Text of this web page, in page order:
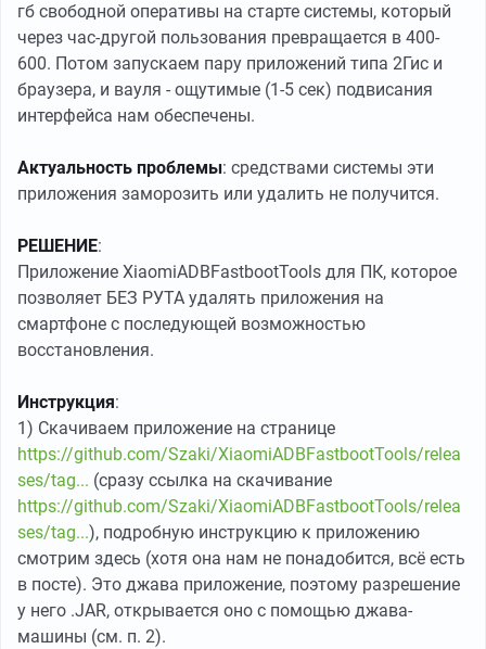
гб свободной оперативы на старте системы, который
через час-другой пользования превращается в 400-
600. Потом запускаем пару приложений типа 2Гис и
браузера, и вауля - ощутимые (1-5 сек) подвисания
интерфейса нам обеспечены.
Актуальность проблемы: средствами системы эти
приложения заморозить или удалить не получится.
РЕШЕНИЕ:
Приложение XiaomiADBFastbootTools для ПК, которое
позволяет БЕЗ РУТА удалять приложения на
смартфоне с последующей возможностью
восстановления.
Инструкция:
1) Скачиваем приложение на странице
https://github.com/Szaki/XiaomiADBFastbootTools/relea
ses/tag... (сразу ссылка на скачивание
https://github.com/Szaki/XiaomiADBFastbootTools/relea
ses/tag...), подробную инструкцию к приложению
смотрим здесь (хотя она нам не понадобится, всё есть
в посте). Это джава приложение, поэтому разрешение
у него .JAR, открывается оно с помощью джава-
машины (см. п. 2).